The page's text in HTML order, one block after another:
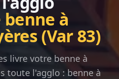
à
(Var 83)
livre votre benne à
toute l'agglo : benne à